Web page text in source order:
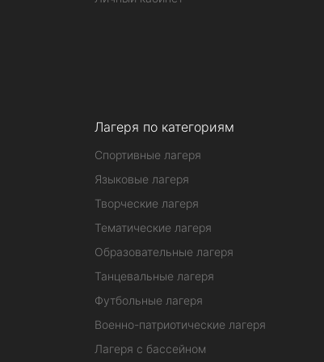
Лагеря по категориям
Спортивные лагеря
Языковые лагеря
Творческие лагеря
Тематические лагеря
Образовательные лагеря
Танцевальные лагеря
Футбольные лагеря
Военно-патриотические лагеря
Лагеря с бассейном